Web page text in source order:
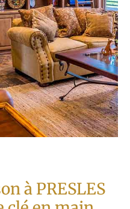
à PRESLES